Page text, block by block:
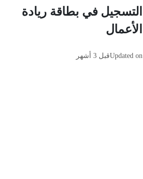
التسجيل في بطاقة ريادة
الأعمال
Updated onقبل 3 أشهر